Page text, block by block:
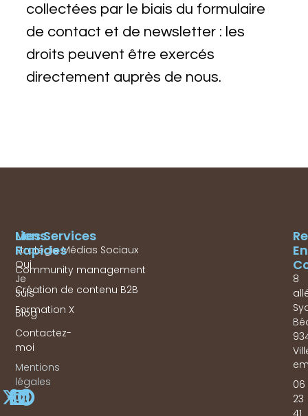
collectées par le biais du formulaire
de contact et de newsletter : les
droits peuvent être exercés
directement auprès de nous.
Mes Services
Stratégie Médias Sociaux
Community management
Création de contenu B2B
Formation X
Liens
Rapides
Qui
Je
Suis
Blog
Contactez-
moi
Mentions
légales
En
8
06
23
41